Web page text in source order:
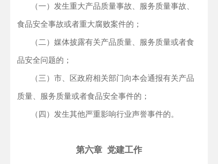
（一）发生重大产品质量事故、服务质量事故、
食品安全事故或者重大腐败案件的；
（二）媒体披露有关产品质量、服务质量或者食
品安全问题的；
（三）市、区政府相关部门向本会通报有关产品
质量、服务质量或者食品安全事件的；
（四）发生其他严重影响行业声誉事件的。
第六章 党建工作